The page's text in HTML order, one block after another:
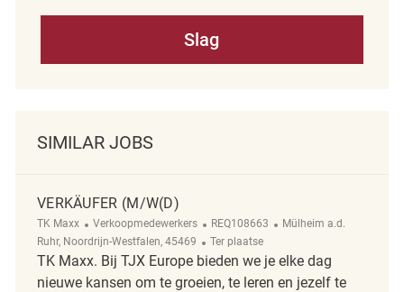
Slag
SIMILAR JOBS
VERKÄUFER (M/W(D)
TK Maxx Categorie
Verkoopmedewerkers ReqId
REQ108663 Plaats
Mülheim a.d.
Ruhr, Noordrijn-Westfalen, 45469
Afgelegen
Ter plaatse
TK Maxx. Bij TJX Europe bieden we je elke dag
nieuwe kansen om te groeien, te leren en jezelf te